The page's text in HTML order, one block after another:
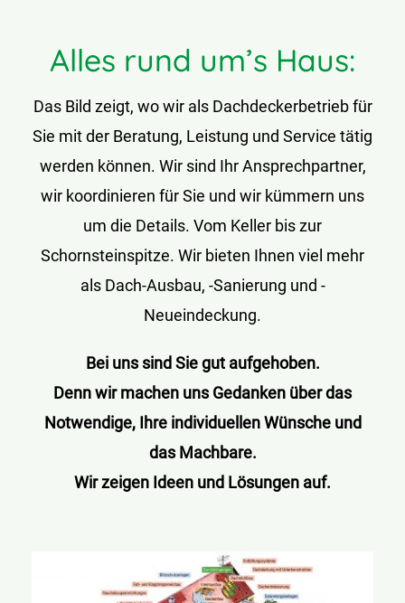
Alles rund um’s Haus:
Das Bild zeigt, wo wir als Dachdeckerbetrieb für
Sie mit der Beratung, Leistung und Service tätig
werden können. Wir sind Ihr Ansprechpartner,
wir koordinieren für Sie und wir kümmern uns
um die Details. Vom Keller bis zur
Schornsteinspitze. Wir bieten Ihnen viel mehr
als Dach-Ausbau, -Sanierung und -
Neueindeckung.
Bei uns sind Sie gut aufgehoben.
Denn wir machen uns Gedanken über das
Notwendige, Ihre individuellen Wünsche und
das Machbare.
Wir zeigen Ideen und Lösungen auf.